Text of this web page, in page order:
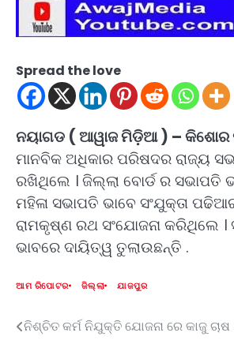
Spread the love
ନୟାଗଡ ( ଆୱାଜ ମିଡ଼ିଆ ) – କିଶୋର
ମାନବିକ ଅଧିକାର ପରିଷଦର ରାଜ୍ୟ
ରଖିଥିଲେ । ଜିଲ୍ଲା ବୋର୍ଡ ର ସଭାପତି
ମହିଳା ସଭାପତି ଭାବେ ସଂଯୁକ୍ତା
ରାମକୃଷ୍ଣ ରଥ ସଂଯୋଜନା କରିଥିଲେ
ଭାବରେ ଦାୟିତ୍ୱ ତୁଲାଉଛନ୍ତି .
ଆମ ରିପୋଟର ଜିଲ୍ଲା ଯାଜପୁର
Post
ନିଶ୍ଚିତ କର୍ମ ନିଯୁକ୍ତି ଯୋଜନା ରେ କାଜୁ ଚାଷ